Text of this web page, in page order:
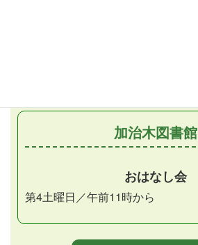
加治木図書館
おはなし会
第4土曜日／午前11時から